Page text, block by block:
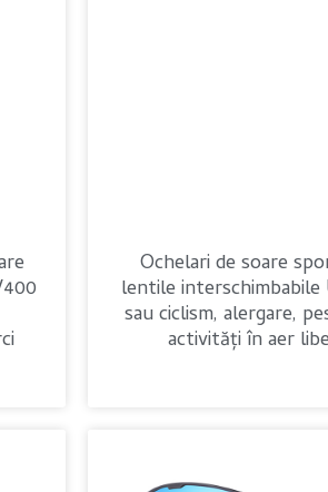
Ochelari de soare
lentile interschimbabile
sau ciclism, alergare,
activități în aer